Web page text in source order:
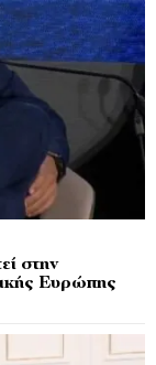
στην
Ευρώπης